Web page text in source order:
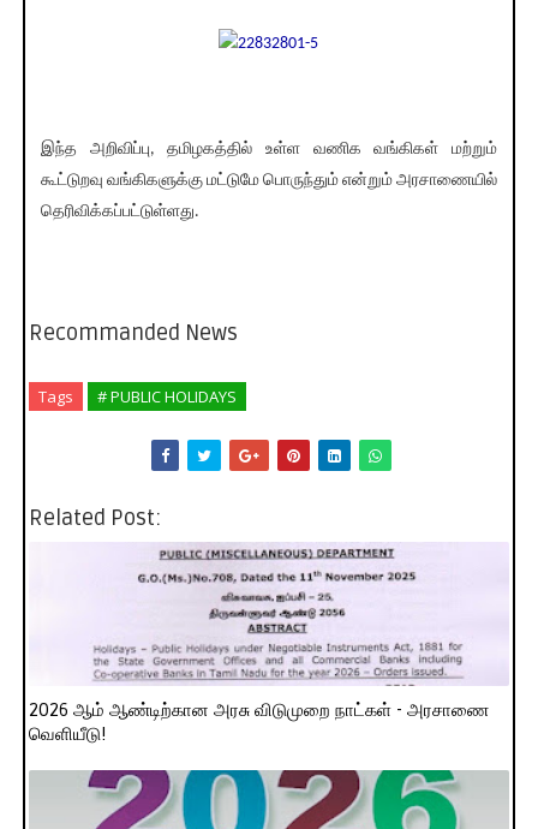
இந்த அறிவிப்பு, தமிழகத்தில் உள்ள வணிக வங்கிகள் மற்றும்
கூட்டுறவு வங்கிகளுக்கு மட்டுமே பொருந்தும் என்றும் அரசாணையில்
தெரிவிக்கப்பட்டுள்ளது.
Recommanded News
Tags # PUBLIC HOLIDAYS
Related Post:
2026 ஆம் ஆண்டிற்கான அரசு விடுமுறை நாட்கள் - அரசாணை
வெளியீடு!